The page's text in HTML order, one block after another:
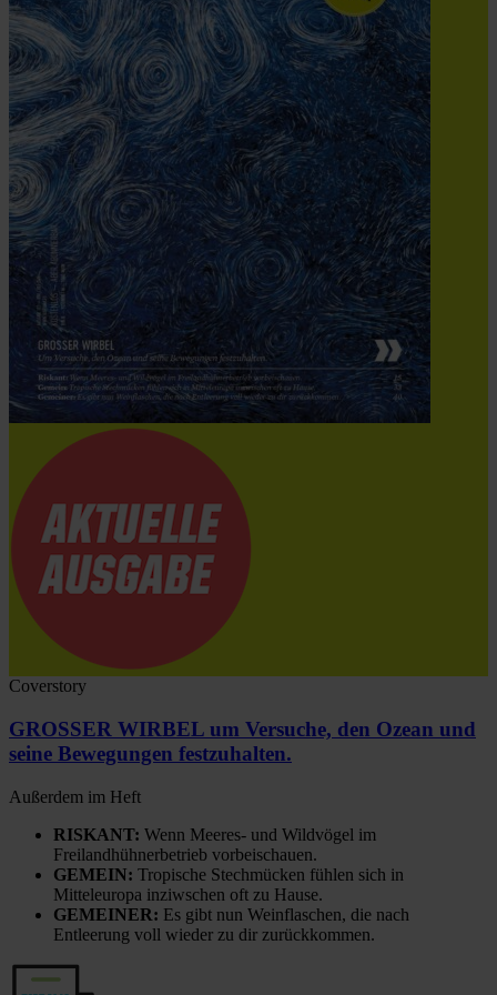
Coverstory
GROSSER WIRBEL um Versuche, den Ozean und
seine Bewegungen festzuhalten.
Außerdem im Heft
RISKANT: Wenn Meeres- und Wildvögel im
Freilandhühnerbetrieb vorbeischauen.
GEMEIN: Tropische Stechmücken fühlen sich in
Mitteleuropa inziwschen oft zu Hause.
GEMEINER: Es gibt nun Weinflaschen, die nach
Entleerung voll wieder zu dir zurückkommen.